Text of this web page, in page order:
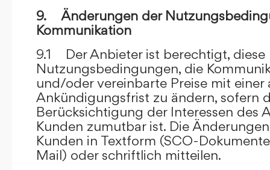
9. Änderungen der
Kommunikation
9.1 Der Anbieter ist berechtigt, diese
Nutzungsbedingungen, die
und/oder vereinbarte Preise mit einer
Ankündigungsfrist zu ändern, sofern
Berücksichtigung der Interessen des
Kunden zumutbar ist. Die
Kunden in Textform (SCO-
Mail) oder schriftlich mitteilen.